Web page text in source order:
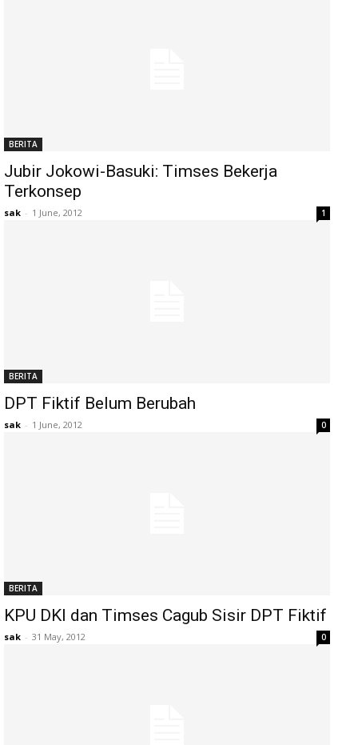
BERITA
Jubir Jokowi-Basuki: Timses Bekerja
Terkonsep
sak - 1 June, 2012 1
BERITA
DPT Fiktif Belum Berubah
sak - 1 June, 2012 0
BERITA
KPU DKI dan Timses Cagub Sisir DPT Fiktif
sak - 31 May, 2012 0